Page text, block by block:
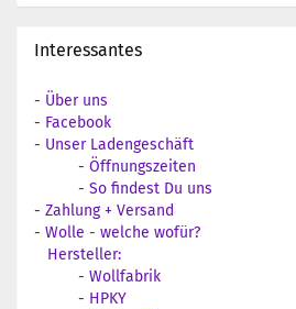
Interessantes
- Über uns
- Facebook
- Unser Ladengeschäft
- Öffnungszeiten
- So findest Du uns
- Zahlung + Versand
- Wolle - welche wofür?
Hersteller:
- Wollfabrik
- HPKY